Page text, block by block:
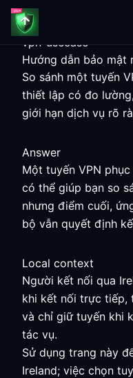
vpn-usecase
Hướng dẫn bảo mật
So sánh một tuyến
thiết lập có đo
giới hạn dịch vụ rõ
Answer
Một tuyến VPN
có thể giúp bạn so
nhưng điểm cuối,
bộ vẫn quyết định
Local context
Người kết nối qua
khi kết nối trực tiếp,
và chỉ giữ tuyến khi
tác vụ.
Sử dụng trang này
Ireland; việc chọn